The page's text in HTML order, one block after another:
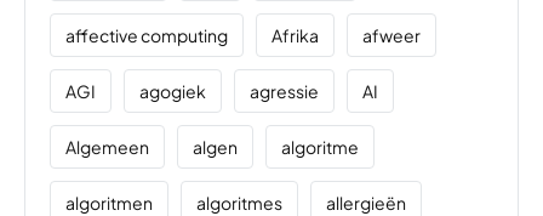
affective computing Afrika afweer
AGI agogiek agressie AI
Algemeen algen algoritme
algoritmen algoritmes allergieën